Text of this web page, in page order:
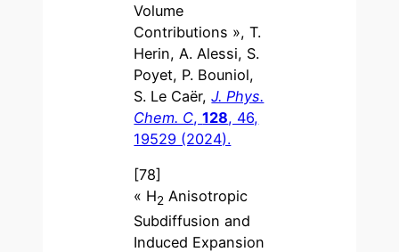
Volume
Contributions », T.
Herin, A. Alessi, S.
Poyet, P. Bouniol,
S. Le Caër,J. Phys.
Chem. C,128, 46,
19529 (2024).
[78]
« H2 Anisotropic
Subdiffusion and
Induced Expansion